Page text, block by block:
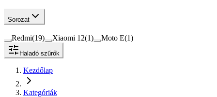
Sorozat
Redmi(19) Xiaomi 12(1) Moto E(1)
Haladó szűrők
Kezdőlap
Kategóriák